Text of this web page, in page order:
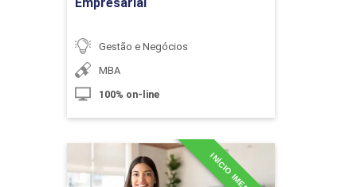
10h
Marketing Off-line e On-line
Empresarial
Gestão e Negócios
MBA
100% on-line
MBA em Contabilidade
Aplicada Ao Setor Público